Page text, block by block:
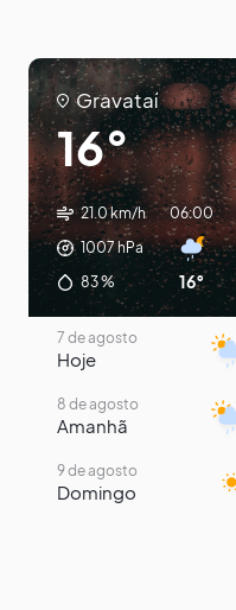
Gravataí
16°
21.0 km/h
1007hPa
83%
06:00
16°
7 de agosto
Hoje
8 de agosto
Amanhã
9 de agosto
Domingo